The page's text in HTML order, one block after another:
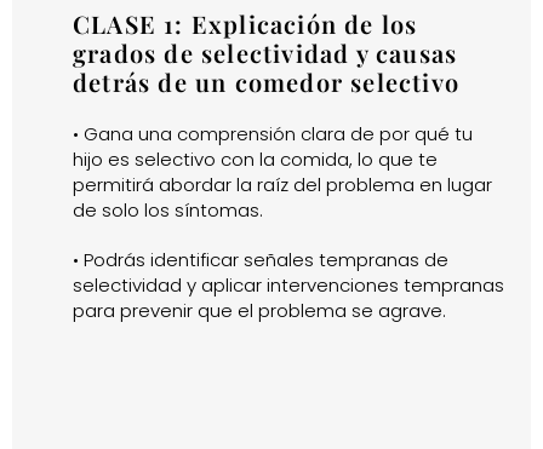
CLASE 1: Explicación de los
grados de selectividad y causas
detrás de un comedor selectivo
• Gana una comprensión clara de por qué tu
hijo es selectivo con la comida, lo que te
permitirá abordar la raíz del problema en lugar
de solo los síntomas.
• Podrás identificar señales tempranas de
selectividad y aplicar intervenciones tempranas
para prevenir que el problema se agrave.